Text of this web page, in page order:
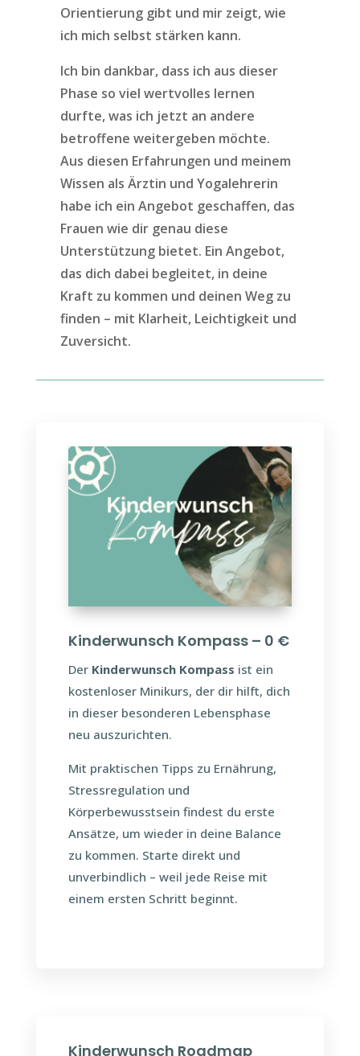
Orientierung gibt und mir zeigt, wie
ich mich selbst stärken kann.
Ich bin dankbar, dass ich aus dieser
Phase so viel wertvolles lernen
durfte, was ich jetzt an andere
betroffene weitergeben möchte.
Aus diesen Erfahrungen und meinem
Wissen als Ärztin und Yogalehrerin
habe ich ein Angebot geschaffen, das
Frauen wie dir genau diese
Unterstützung bietet. Ein Angebot,
das dich dabei begleitet, in deine
Kraft zu kommen und deinen Weg zu
finden – mit Klarheit, Leichtigkeit und
Zuversicht.
Kinderwunsch Kompass – 0 €
Der Kinderwunsch Kompass ist ein
kostenloser Minikurs, der dir hilft, dich
in dieser besonderen Lebensphase
neu auszurichten.
Mit praktischen Tipps zu Ernährung,
Stressregulation und
Körperbewusstsein findest du erste
Ansätze, um wieder in deine Balance
zu kommen. Starte direkt und
unverbindlich – weil jede Reise mit
einem ersten Schritt beginnt.
Kinderwunsch Roadmap